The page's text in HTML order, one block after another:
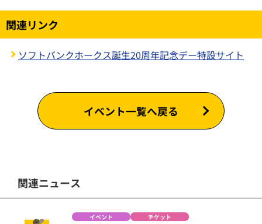
関連リンク
ソフトバンクホークス誕生20周年記念デー特設サイト
イベント一覧へ戻る
関連ニュース
イベント チケット